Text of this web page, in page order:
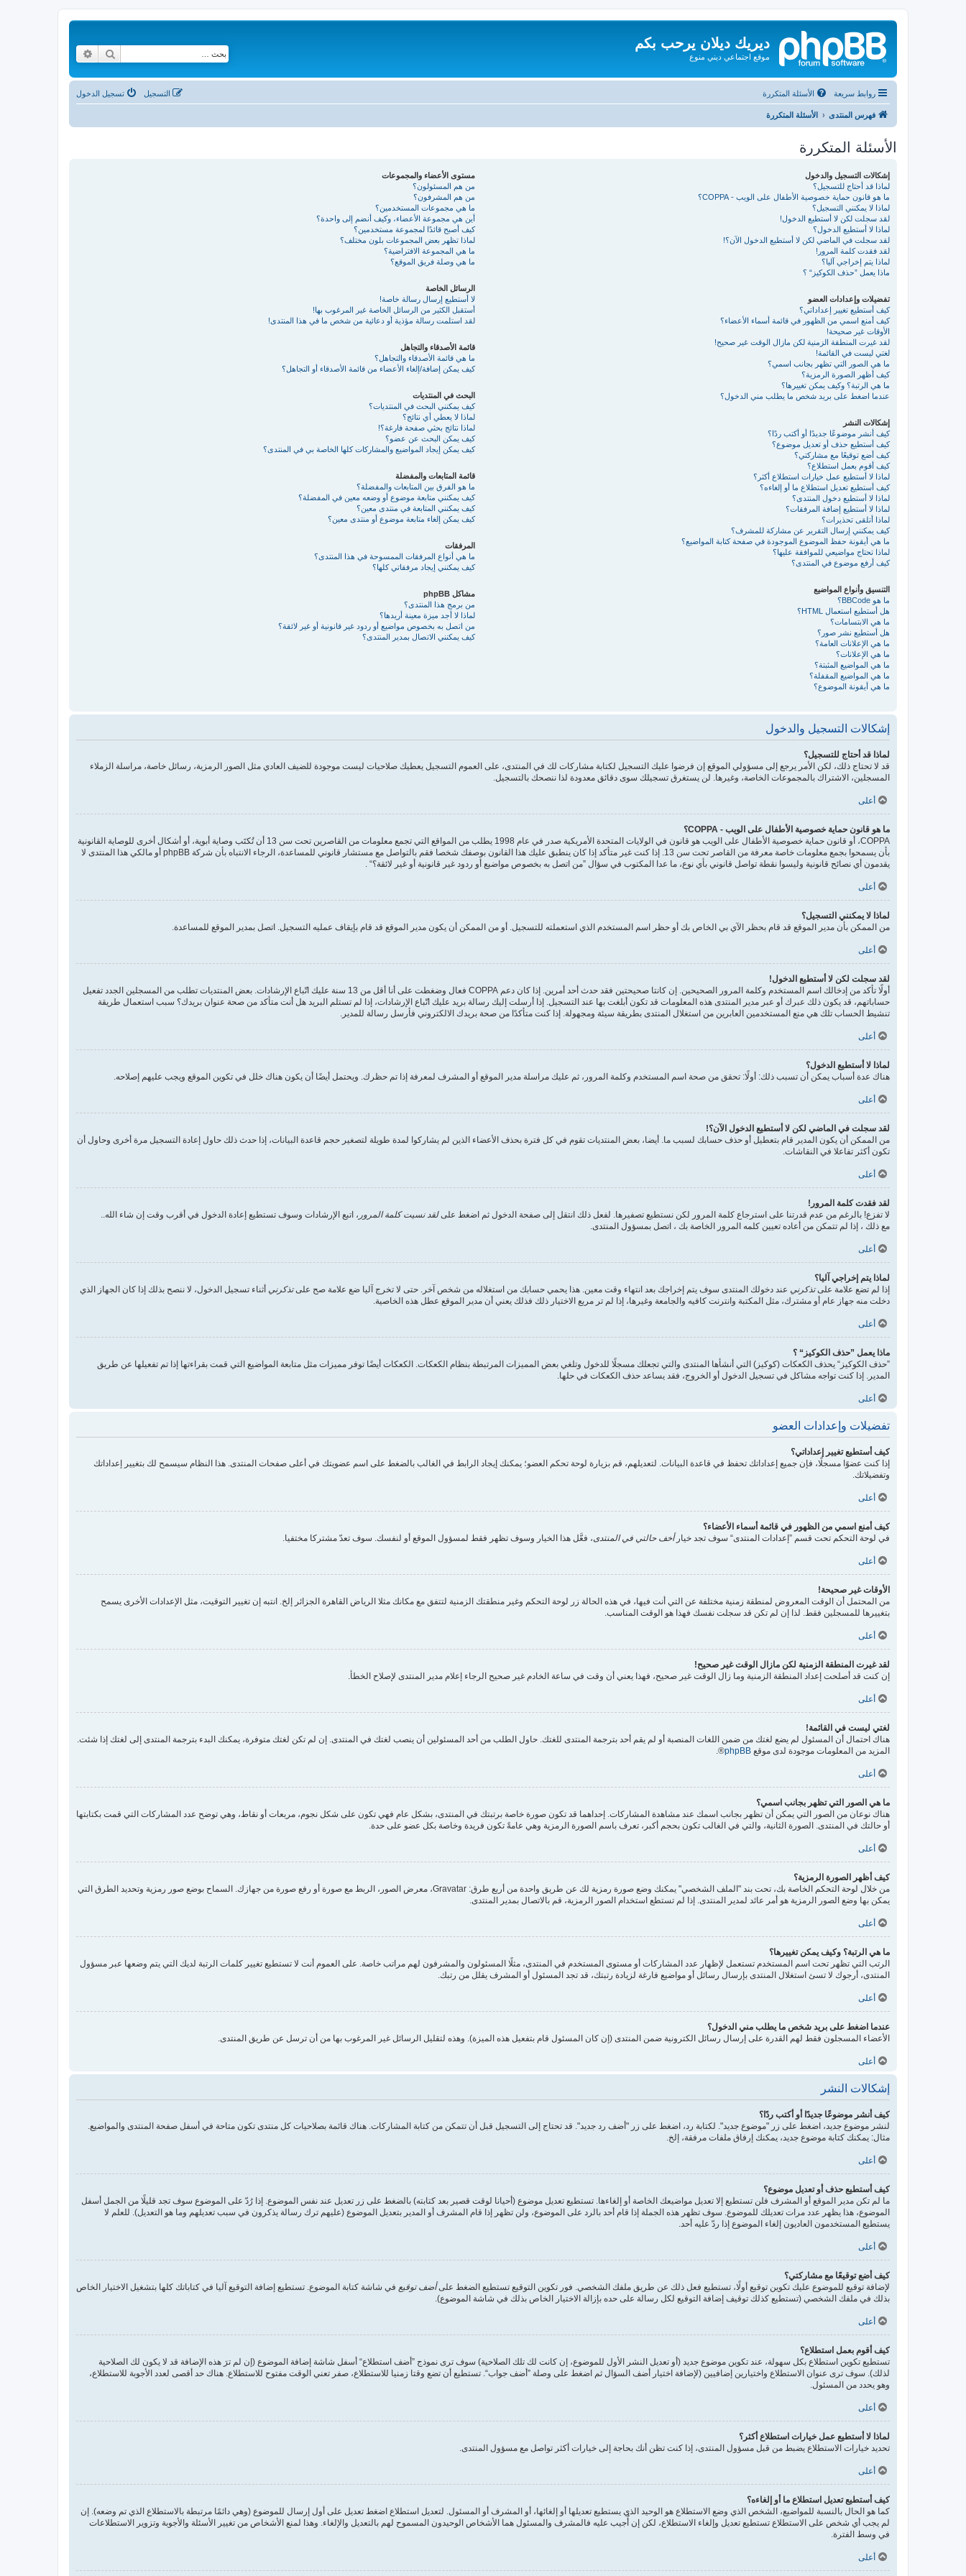
ديريك ديلان يرحب بكم
موقع اجتماعي ديني منوع بحث
روابط سريعة الأسئلة المتكررة تسجيل الدخول التسجيل
فهرس المنتدى الأسئلة المتكررة
الأسئلة المتكررة
إشكالات التسجيل والدخول
لماذا قد أحتاج للتسجيل؟
ما هو قانون حماية خصوصية الأطفال على الويب - COPPA؟
لماذا لا يمكنني التسجيل؟
لقد سجلت لكن لا أستطيع الدخول!
لماذا لا أستطيع الدخول؟
لقد سجلت في الماضي لكن لا أستطيع الدخول الآن؟!
لقد فقدت كلمة المرور!
لماذا يتم إخراجي آليا؟
ماذا يعمل ”حذف الكوكيز“ ؟
تفضيلات وإعدادات العضو
كيف أستطيع تغيير إعداداتي؟
كيف أمنع اسمي من الظهور في قائمة أسماء الأعضاء؟
الأوقات غير صحيحة!
لقد غيرت المنطقة الزمنية لكن مازال الوقت غير صحيح!
لغتي ليست في القائمة!
ما هي الصور التي تظهر بجانب اسمي؟
كيف أظهر الصورة الرمزية؟
ما هي الرتبة؟ وكيف يمكن تغييرها؟
عندما اضغط على بريد شخص ما يطلب مني الدخول؟
إشكالات النشر
كيف أنشر موضوعًا جديدًا أو أكتب ردًا؟
كيف أستطيع حذف أو تعديل موضوع؟
كيف أضع توقيعًا مع مشاركتي؟
كيف أقوم بعمل استطلاع؟
لماذا لا أستطيع عمل خيارات استطلاع أكثر؟
كيف أستطيع تعديل استطلاع ما أو إلغاءه؟
لماذا لا أستطيع دخول المنتدى؟
لماذا لا أستطيع إضافة المرفقات؟
لماذا أتلقى تحذيرات؟
كيف يمكنني إرسال التقرير عن مشاركة للمشرف؟
ما هي أيقونة حفظ الموضوع الموجودة في صفحة كتابة المواضيع؟
لماذا تحتاج مواضيعي للموافقة عليها؟
كيف أرفع موضوع في المنتدى؟
التنسيق وأنواع المواضيع
ما هو BBCode؟
هل أستطيع استعمال HTML؟
ما هي الابتسامات؟
هل أستطيع نشر صور؟
ما هي الإعلانات العامة؟
ما هي الإعلانات؟
ما هي المواضيع المثبتة؟
ما هي المواضيع المقفلة؟
ما هي أيقونة الموضوع؟
مستوى الأعضاء والمجموعات
من هم المسئولون؟
من هم المشرفون؟
ما هي مجموعات المستخدمين؟
أين هي مجموعة الأعضاء، وكيف أنضم إلى واحدة؟
كيف أصبح قائدًا لمجموعة مستخدمين؟
لماذا تظهر بعض المجموعات بلون مختلف؟
ما هي المجموعة الافتراضية؟
ما هي وصلة فريق الموقع؟
الرسائل الخاصة
لا أستطيع إرسال رسالة خاصة!
أستقبل الكثير من الرسائل الخاصة غير المرغوب بها!
لقد استلمت رسالة مؤذية أو دعائية من شخص ما في هذا المنتدى!
قائمة الأصدقاء والتجاهل
ما هي قائمة الأصدقاء والتجاهل؟
كيف يمكن إضافة/إلغاء الأعضاء من قائمة الأصدقاء أو التجاهل؟
البحث في المنتديات
كيف يمكنني البحث في المنتديات؟
لماذا لا يعطي أي نتائج؟
لماذا نتائج بحثي صفحة فارغة؟!
كيف يمكن البحث عن عضو؟
كيف يمكن إيجاد المواضيع والمشاركات كلها الخاصة بي في المنتدى؟
قائمة المتابعات والمفضلة
ما هو الفرق بين المتابعات والمفضلة؟
كيف يمكنني متابعة موضوع أو وضعه معين في المفضلة؟
كيف يمكنني المتابعة في منتدى معين؟
كيف يمكن إلغاء متابعة موضوع أو منتدى معين؟
المرفقات
ما هي أنواع المرفقات الممسوحة في هذا المنتدى؟
كيف يمكنني إيجاد مرفقاتي كلها؟
مشاكل phpBB
من برمج هذا المنتدى؟
لماذا لا أجد ميزة معينة أريدها؟
من اتصل به بخصوص مواضيع أو ردود غير قانونية أو غير لائقة؟
كيف يمكنني الاتصال بمدير المنتدى؟
إشكالات التسجيل والدخول
لماذا قد أحتاج للتسجيل؟
قد لا تحتاج ذلك، لكن الأمر يرجع إلى مسؤولي الموقع إن فرضوا عليك التسجيل لكتابة مشاركات لك في المنتدى، على العموم التسجيل يعطيك صلاحيات ليست موجودة للضيف العادي مثل الصور الرمزية، رسائل خاصة، مراسلة الزملاء
المسجلين، الاشتراك بالمجموعات الخاصة، وغيرها. لن يستغرق تسجيلك سوى دقائق معدودة لذا ننصحك بالتسجيل.
أعلى
ما هو قانون حماية خصوصية الأطفال على الويب - COPPA؟
COPPA، أو قانون حماية خصوصية الأطفال على الويب هو قانون في الولايات المتحدة الأمريكية صدر في عام 1998 يطلب من المواقع التي تجمع معلومات من القاصرين تحت سن 13 أن تُكتَب وصاية أبوية، أو أشكال أخرى للوصاية القانونية
بأن يسمحوا بجمع معلومات خاصة معرفة من القاصر تحت سن 13. إذا كنت غير متأكد إذا كان ينطبق عليك هذا القانون بوصفك شخصا فقم بالتواصل مع مستشار قانوني للمساعدة، الرجاء الانتباه بأن شركة phpBB أو مالكي هذا المنتدى لا
يقدمون أي نصائح قانونية وليسوا نقطة تواصل قانوني بأي نوع، ما عدا المكتوب في سؤال ”من اتصل به بخصوص مواضيع أو ردود غير قانونية أو غير لائقة؟“ .
أعلى
لماذا لا يمكنني التسجيل؟
من الممكن بأن مدير الموقع قد قام بحظر الآي بي الخاص بك أو حظر اسم المستخدم الذي استعملته للتسجيل. أو من الممكن أن يكون مدير الموقع قد قام بإيقاف عمليه التسجيل. اتصل بمدير الموقع للمساعدة.
أعلى
لقد سجلت لكن لا أستطيع الدخول!
أولًا تأكد من إدخالك اسم المستخدم وكلمة المرور الصحيحين. إن كانتا صحيحتين فقد حدث أحد أمرين. إذا كان دعم COPPA فعال وضغطت على أنا أقل من 13 سنة عليك اتّباع الإرشادات. بعض المنتديات تطلب من المسجلين الجدد تفعيل
حساباتهم، قد يكون ذلك عبرك أو عبر مدير المنتدى هذه المعلومات قد تكون أبلغت بها عند التسجيل. إذا أرسلت إليك رسالة بريد عليك اتّباع الإرشادات، إذا لم تستلم البريد هل أنت متأكد من صحة عنوان بريدك؟ سبب استعمال طريقة
تنشيط الحساب تلك هي منع المستخدمين العابرين من استغلال المنتدى بطريقة سيئة ومجهولة. إذا كنت متأكدًا من صحة بريدك الالكتروني فأرسل رسالة للمدير.
أعلى
لماذا لا أستطيع الدخول؟
هناك عدة أسباب يمكن أن تسبب ذلك: أولًا: تحقق من صحة اسم المستخدم وكلمة المرور، ثم عليك مراسلة مدير الموقع أو المشرف لمعرفة إذا تم حظرك. ويحتمل أيضًا أن يكون هناك خلل في تكوين الموقع ويجب عليهم إصلاحه.
أعلى
لقد سجلت في الماضي لكن لا أستطيع الدخول الآن؟!
من الممكن أن يكون المدير قام بتعطيل أو حذف حسابك لسبب ما. أيضا، بعض المنتديات تقوم في كل فترة بحذف الأعضاء الذين لم يشاركوا لمدة طويلة لتصغير حجم قاعدة البيانات، إذا حدث ذلك حاول إعادة التسجيل مرة أخرى وحاول أن
تكون أكثر تفاعلا في النقاشات.
أعلى
لقد فقدت كلمة المرور!
لا تفزع! بالرغم من عدم قدرتنا على استرجاع كلمة المرور لكن نستطيع تصفيرها. لفعل ذلك انتقل إلى صفحة الدخول ثم اضغط علىلقد نسيت كلمة المرور ، اتبع الإرشادات وسوف تستطيع إعادة الدخول في أقرب وقت إن شاء الله..
مع ذلك ، إذا لم تتمكن من أعاده تعيين كلمه المرور الخاصة بك ، اتصل بمسؤول المنتدى.
أعلى
لماذا يتم إخراجي آليا؟
إذا لم تضع علامة علىتذكرني عند دخولك المنتدى سوف يتم إخراجك بعد انتهاء وقت معين. هذا يحمي حسابك من استغلاله من شخص آخر. حتى لا تخرج آليا ضع علامة صح علىتذكرني أثناء تسجيل الدخول، لا ننصح بذلك إذا كان الجهاز الذي
دخلت منه جهاز عام أو مشترك، مثل المكتبة وانترنت كافيه والجامعة وغيرها، إذا لم تر مربع الاختيار ذلك فذلك يعني أن مدير الموقع عطل هذه الخاصية.
أعلى
ماذا يعمل ”حذف الكوكيز“ ؟
”حذف الكوكيز“ يحذف الكعكات (كوكيز) التي أنشأها المنتدى والتي تجعلك مسجلًا للدخول وتلغي بعض المميزات المرتبطة بنظام الكعكات. الكعكات أيضًا توفر مميزات مثل متابعة المواضيع التي قمت بقراءتها إذا تم تفعيلها عن طريق
المدير. إذا كنت تواجه مشاكل في تسجيل الدخول أو الخروج، فقد يساعد حذف الكعكات في حلها.
أعلى
تفضيلات وإعدادات العضو
كيف أستطيع تغيير إعداداتي؟
إذا كنت عضوًا مسجلًا، فإن جميع إعداداتك تحفظ في قاعدة البيانات. لتعديلهم، قم بزيارة لوحة تحكم العضو؛ يمكنك إيجاد الرابط في الغالب بالضغط على اسم عضويتك في أعلى صفحات المنتدى. هذا النظام سيسمح لك بتغيير إعداداتك
وتفضيلاتك.
أعلى
كيف أمنع اسمي من الظهور في قائمة أسماء الأعضاء؟
في لوحة التحكم تحت قسم ”إعدادات المنتدى“ سوف تجد خيارأخف حالتي في المنتدى، فعَّل هذا الخيار وسوف تظهر فقط لمسؤول الموقع أو لنفسك. سوف تعدّ مشتركا مختفيا.
أعلى
الأوقات غير صحيحة!
من المحتمل أن الوقت المعروض لمنطقة زمنية مختلفة عن التي أنت فيها، في هذه الحالة زر لوحة التحكم وغير منطقتك الزمنية لتتفق مع مكانك مثلا الرياض القاهرة الجزائر إلخ. انتبه إن تغيير التوقيت، مثل الإعدادات الأخرى يسمح
بتغييرها للمسجلين فقط. لذا إن لم تكن قد سجلت نفسك فهذا هو الوقت المناسب.
أعلى
لقد غيرت المنطقة الزمنية لكن مازال الوقت غير صحيح!
إن كنت قد أصلحت إعداد المنطقة الزمنية وما زال الوقت غير صحيح، فهذا يعني أن وقت في ساعة الخادم غير صحيح الرجاء إعلام مدير المنتدى لإصلاح الخطأ.
أعلى
لغتي ليست في القائمة!
هناك احتمال أن المسئول لم يضع لغتك من ضمن اللغات المنصبة أو لم يقم أحد بترجمة المنتدى للغتك. حاول الطلب من أحد المسئولين أن ينصب لغتك في المنتدى. إن لم تكن لغتك متوفرة، يمكنك البدء بترجمة المنتدى إلى لغتك إذا شئت.
المزيد من المعلومات موجودة لدى موقع phpBB
®.
أعلى
ما هي الصور التي تظهر بجانب اسمي؟
هناك نوعان من الصور التي يمكن أن تظهر بجانب اسمك عند مشاهدة المشاركات. إحداهما قد تكون صورة خاصة برتبتك في المنتدى، بشكل عام فهي تكون على شكل نجوم، مربعات أو نقاط، وهي توضح عدد المشاركات التي قمت بكتابتها
أو حالتك في المنتدى. الصورة الثانية، والتي في الغالب تكون بحجم أكبر، تعرف باسم الصورة الرمزية وهي عامةً تكون فريدة وخاصة بكل عضو على حدة.
أعلى
كيف أظهر الصورة الرمزية؟
من خلال لوحة التحكم الخاصة بك، تحت بند "الملف الشخصي" يمكنك وضع صورة رمزية لك عن طريق واحدة من أربع طرق: Gravatar، معرض الصور، الربط مع صورة أو رفع صورة من جهازك. السماح بوضع صور رمزية وتحديد الطرق التي
يمكن بها وضع الصور الرمزية هو أمر عائد لمدير المنتدى. إذا لم تستطع استخدام الصور الرمزية، قم بالاتصال بمدير المنتدى.
أعلى
ما هي الرتبة؟ وكيف يمكن تغييرها؟
الرتب التي تظهر تحت اسم المستخدم تستعمل لإظهار عدد المشاركات أو مستوى المستخدم في المنتدى، مثلًا المسئولون والمشرفون لهم مراتب خاصة. على العموم أنت لا تستطيع تغيير كلمات الرتبة لديك التي يتم وضعها عبر مسؤول
المنتدى، أرجوك لا تسئ استغلال المنتدى بإرسال رسائل أو مواضيع فارغة لزيادة رتبتك، قد تجد المسئول أو المشرف يقلل من رتبك.
أعلى
عندما اضغط على بريد شخص ما يطلب مني الدخول؟
الأعضاء المسجلون فقط لهم القدرة على إرسال رسائل الكترونية ضمن المنتدى (إن كان المسئول قام بتفعيل هذه الميزة). وهذه لتقليل الرسائل غير المرغوب بها من أن ترسل عن طريق المنتدى.
أعلى
إشكالات النشر
كيف أنشر موضوعًا جديدًا أو أكتب ردًا؟
لنشر موضوع جديد، اضغط على زر "موضوع جديد". لكتابة رد، اضغط على زر "أضف رد جديد". قد تحتاج إلى التسجيل قبل أن تتمكن من كتابة المشاركات. هناك قائمة بصلاحيات كل منتدى تكون متاحة في أسفل صفحة المنتدى والمواضيع.
مثال: يمكنك كتابة موضوع جديد، يمكنك إرفاق ملفات مرفقة، إلخ.
أعلى
كيف أستطيع حذف أو تعديل موضوع؟
ما لم تكن مدير الموقع أو المشرف فلن تستطيع إلا تعديل مواضيعك الخاصة أو إلغاءها. تستطيع تعديل موضوع (أحيانا لوقت قصير بعد كتابته) بالضغط على زر تعديل عند نفس الموضوع. إذا رُدّ على الموضوع سوف تجد قليلًا من الجمل أسفل
الموضوع، هذا يظهر عدد مرات تعديلك للموضوع. سوف تظهر هذه الجملة إذا قام أحد بالرد على الموضوع، ولن تظهر إذا قام المشرف أو المدير بتعديل الموضوع (عليهم ترك رسالة يذكرون في سبب تعديلهم وما هو التعديل). للعلم لا
يستطيع المستخدمون العاديون إلغاء الموضوع إذا ردّ عليه أحد.
أعلى
كيف أضع توقيعًا مع مشاركتي؟
لإضافة توقيع للموضوع عليك تكوين توقيع أولًا، تستطيع فعل ذلك عن طريق ملفك الشخصي. فور تكوين التوقيع تستطيع الضغط علىأضف توقيع في شاشة كتابة الموضوع. تستطيع إضافة التوقيع آليا في كتاباتك كلها بتشغيل الاختيار الخاص
بذلك في ملفك الشخصي (تستطيع كذلك توقيف إضافة التوقيع لكل رسالة على حده بإزالة الاختيار الخاص بذلك في شاشة الموضوع).
أعلى
كيف أقوم بعمل استطلاع؟
تستطيع تكوين استطلاع بكل سهولة، عند تكوين موضوع جديد (أو تعديل النشر الأول للموضوع، إن كانت لك تلك الصلاحية) سوف ترى نموذج ”أضف استطلاع“ أسفل شاشة إضافة الموضوع (إن لم ترَ هذه الإضافة قد لا يكون لك الصلاحية
لذلك). سوف ترى عنوان الاستطلاع واختيارين إضافيين (لإضافة اختيار أضف السؤال ثم اضغط على وصلة ”أضف جواب“. تستطيع أن تضع وقتا زمنيا للاستطلاع، صفر تعني الوقت مفتوح للاستطلاع. هناك حد أقصى لعدد الأجوبة للاستطلاع،
وهو يحدد من المسئول.
أعلى
لماذا لا أستطيع عمل خيارات استطلاع أكثر؟
تحديد خيارات الاستطلاع يضبط من قبل مسؤول المنتدى، إذا كنت تظن أنك بحاجة إلى خيارات أكثر تواصل مع مسؤول المنتدى.
أعلى
كيف أستطيع تعديل استطلاع ما أو إلغاءه؟
كما هو الحال بالنسبة للمواضيع، الشخص الذي وضع الاستطلاع هو الوحيد الذي يستطيع تعديلها أو إلغائها، أو المشرف أو المسئول. لتعديل استطلاع اضغط تعديل على أول إرسال للموضوع (وهي دائمًا مرتبطة بالاستطلاع الذي تم وضعه). إن
لم يجب أي شخص على الاستطلاع تستطيع تعديل وإلغاء الاستطلاع، لكن إن أُجيب عليه فالمشرف والمسئول هما الأشخاص الوحيدون المسموح لهم بالتعديل والإلغاء. وهذا لمنع الأشخاص من تغيير الأسئلة والأجوبة وتزوير الاستطلاعات
في وسط الفترة.
أعلى